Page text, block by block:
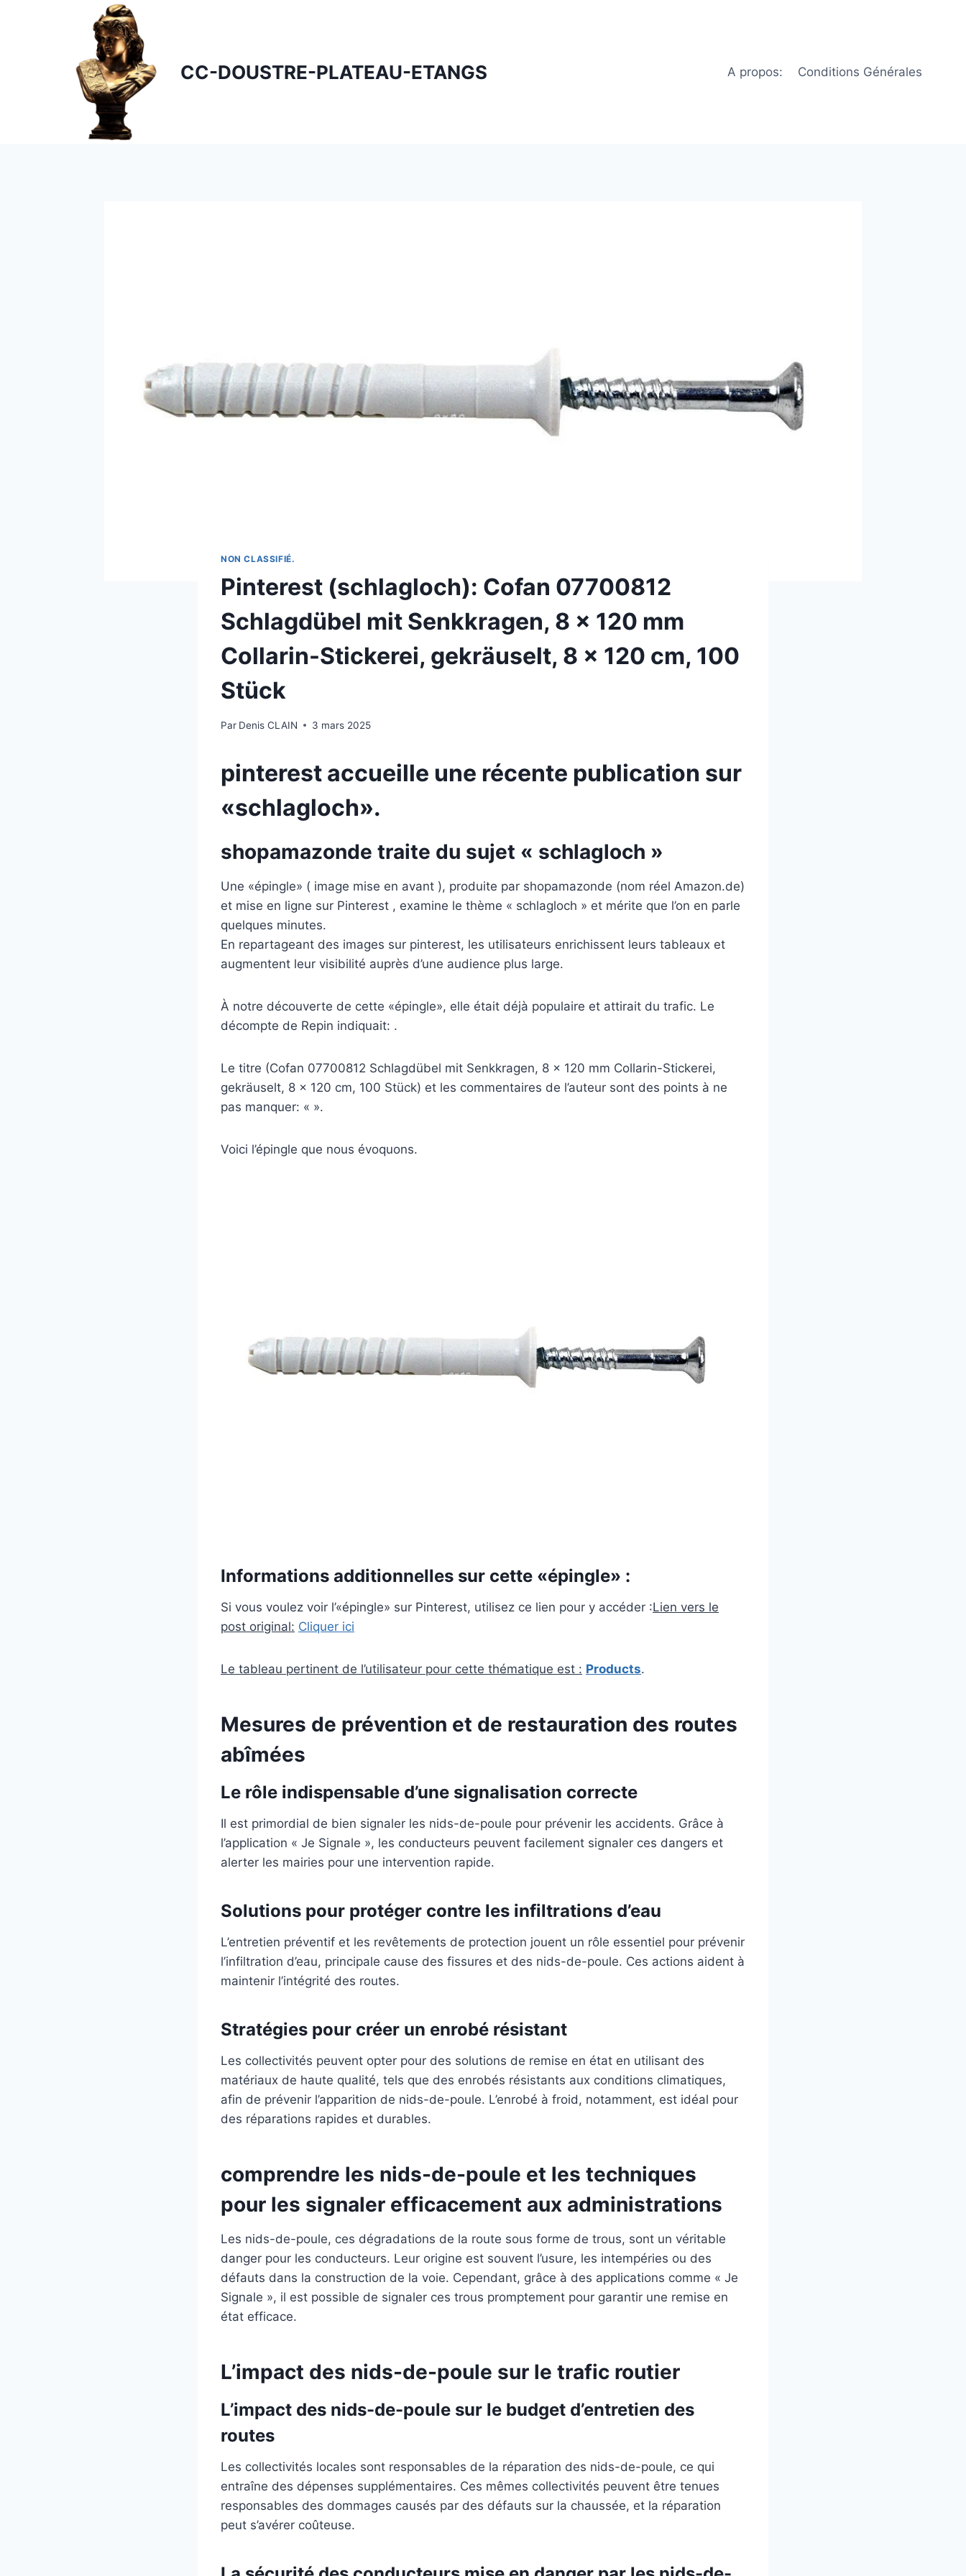
CC-DOUSTRE-PLATEAU-ETANGS A propos: Conditions Générales
NON CLASSIFIÉ.
Pinterest (schlagloch): Cofan 07700812
Schlagdübel mit Senkkragen, 8 x 120 mm
Collarin-Stickerei, gekräuselt, 8 x 120 cm, 100
Stück
Par Denis CLAIN 3 mars 2025
pinterest accueille une récente publication sur
«schlagloch».
shopamazonde traite du sujet « schlagloch »
Une «épingle» ( image mise en avant ), produite par shopamazonde (nom réel Amazon.de)
et mise en ligne sur Pinterest , examine le thème « schlagloch » et mérite que l’on en parle
quelques minutes.
En repartageant des images sur pinterest, les utilisateurs enrichissent leurs tableaux et
augmentent leur visibilité auprès d’une audience plus large.
À notre découverte de cette «épingle», elle était déjà populaire et attirait du trafic. Le
décompte de Repin indiquait: .
Le titre (Cofan 07700812 Schlagdübel mit Senkkragen, 8 x 120 mm Collarin-Stickerei,
gekräuselt, 8 x 120 cm, 100 Stück) et les commentaires de l’auteur sont des points à ne
pas manquer: « ».
Voici l’épingle que nous évoquons.
Informations additionnelles sur cette «épingle» :
Si vous voulez voir l’«épingle» sur Pinterest, utilisez ce lien pour y accéder :Lien vers le
post original: Cliquer ici
Le tableau pertinent de l’utilisateur pour cette thématique est : Products.
Mesures de prévention et de restauration des routes
abîmées
Le rôle indispensable d’une signalisation correcte
Il est primordial de bien signaler les nids-de-poule pour prévenir les accidents. Grâce à
l’application « Je Signale », les conducteurs peuvent facilement signaler ces dangers et
alerter les mairies pour une intervention rapide.
Solutions pour protéger contre les infiltrations d’eau
L’entretien préventif et les revêtements de protection jouent un rôle essentiel pour prévenir
l’infiltration d’eau, principale cause des fissures et des nids-de-poule. Ces actions aident à
maintenir l’intégrité des routes.
Stratégies pour créer un enrobé résistant
Les collectivités peuvent opter pour des solutions de remise en état en utilisant des
matériaux de haute qualité, tels que des enrobés résistants aux conditions climatiques,
afin de prévenir l’apparition de nids-de-poule. L’enrobé à froid, notamment, est idéal pour
des réparations rapides et durables.
comprendre les nids-de-poule et les techniques
pour les signaler efficacement aux administrations
Les nids-de-poule, ces dégradations de la route sous forme de trous, sont un véritable
danger pour les conducteurs. Leur origine est souvent l’usure, les intempéries ou des
défauts dans la construction de la voie. Cependant, grâce à des applications comme « Je
Signale », il est possible de signaler ces trous promptement pour garantir une remise en
état efficace.
L’impact des nids-de-poule sur le trafic routier
L’impact des nids-de-poule sur le budget d’entretien des
routes
Les collectivités locales sont responsables de la réparation des nids-de-poule, ce qui
entraîne des dépenses supplémentaires. Ces mêmes collectivités peuvent être tenues
responsables des dommages causés par des défauts sur la chaussée, et la réparation
peut s’avérer coûteuse.